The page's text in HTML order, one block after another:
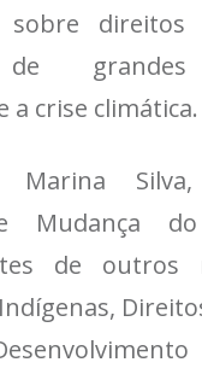
sobre direitos
de
a crise climática.
Marina
Mudança
de outros